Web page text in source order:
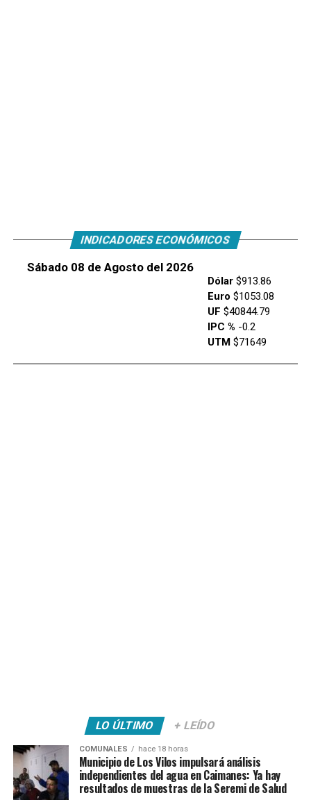
INDICADORES ECONÓMICOS
Sábado 08 de Agosto del 2026
Dólar$913.86
Euro $1053.08
UF $40844.79
IPC % -0.2
UTM $71649
LO ÚLTIMO + LEÍDO
COMUNALES hace 18 horas
Municipio de Los Vilos impulsará análisis
independientes del agua en Caimanes: Ya hay
resultados de muestras de la Seremi de Salud